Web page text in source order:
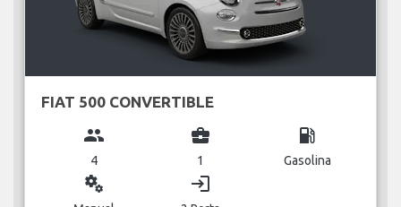
FIAT 500 CONVERTIBLE
group
4
business_center
1
local_gas_station
Gasolina
miscellaneous_services login